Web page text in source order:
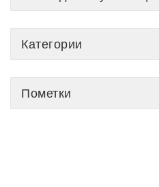
Категории
Пометки